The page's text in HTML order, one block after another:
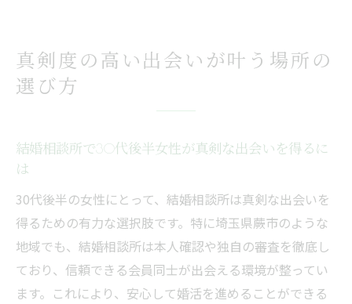
真剣度の高い出会いが叶う場所の
選び方
結婚相談所で30代後半女性が真剣な出会いを得るに
は
30代後半の女性にとって、結婚相談所は真剣な出会いを
得るための有力な選択肢です。特に埼玉県蕨市のような
地域でも、結婚相談所は本人確認や独自の審査を徹底し
ており、信頼できる会員同士が出会える環境が整ってい
ます。これにより、安心して婚活を進めることができる